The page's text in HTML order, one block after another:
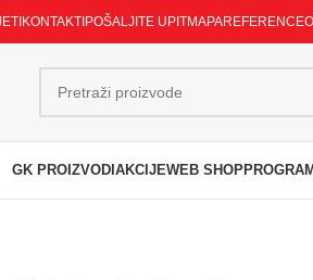
KONTAKTI POŠALJITE UPITMAPAREFERENCE
GK PROIZVODI AKCIJEWEB SHOP